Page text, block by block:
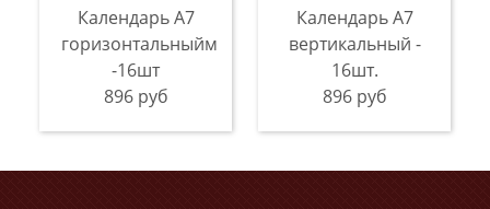
Календарь A7
горизонтальныйм
-16шт
896 руб
Календарь A7
вертикальный -
16шт.
896 руб